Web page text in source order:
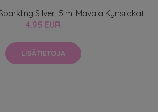
Silver, 5 ml Mavala Kynsilakat
4.95 EUR
LISÄTIETOJA